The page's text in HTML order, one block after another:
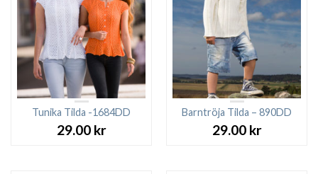
Tunika Tilda -1684DD
29.00 kr
Barntröja Tilda – 890DD
29.00 kr